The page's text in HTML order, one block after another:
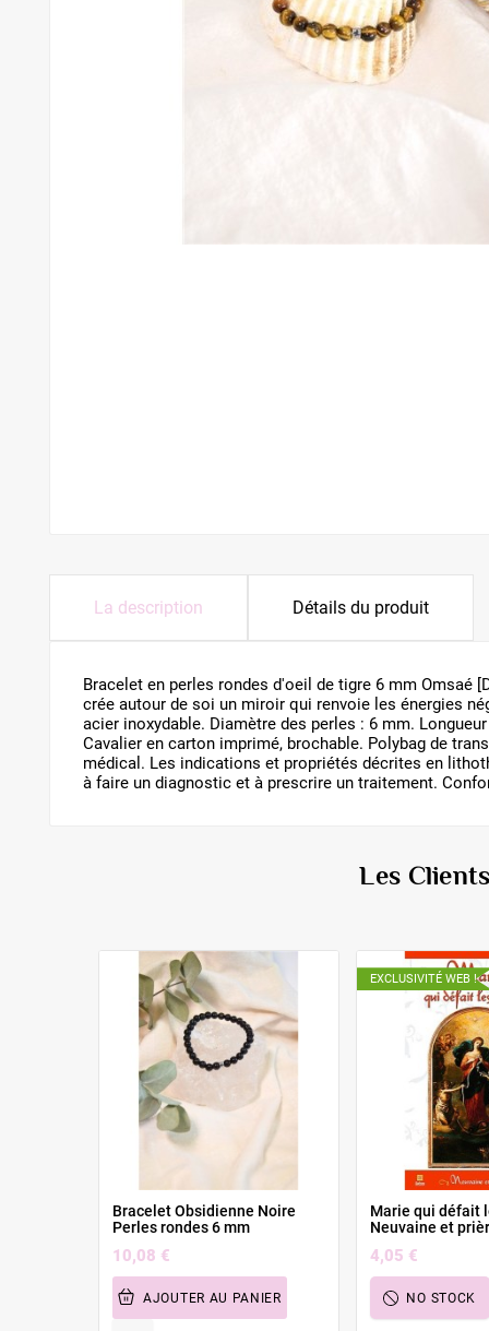
La description Détails du produit
Bracelet en perles rondes d'oeil de tigre 6 mm Omsaé
crée autour de soi un miroir qui renvoie les énergies
acier inoxydable. Diamètre des perles : 6 mm.
Cavalier en carton imprimé, brochable. Polybag de
médical. Les indications et propriétés décrites en
à faire un diagnostic et à prescrire un traitement.
Les
Bracelet Obsidienne Noire
Perles rondes 6 mm
10,08 €
AJOUTER AU PANIER
EXCLUSIVITÉ WEB !
Marie qui défait
Neuvaine et
4,05 €
NO STOCK